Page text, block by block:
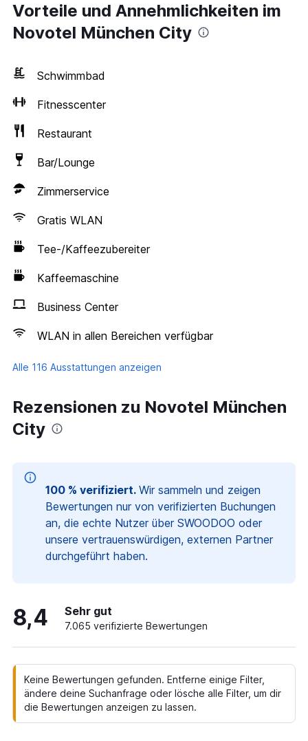
Vorteile und Annehmlichkeiten im
Novotel München City
Schwimmbad
Fitnesscenter
Restaurant
Bar/Lounge
Zimmerservice
Gratis WLAN
Tee-/Kaffeezubereiter
Kaffeemaschine
Business Center
WLAN in allen Bereichen verfügbar
Alle 116 Ausstattungen anzeigen
Rezensionen zu Novotel München
City
100 % verifiziert. Wir sammeln und zeigen
Bewertungen nur von verifizierten Buchungen
an, die echte Nutzer über SWOODOO oder
unsere vertrauenswürdigen, externen Partner
durchgeführt haben.
8,4 Sehr gut
7.065 verifizierte Bewertungen
Keine Bewertungen gefunden. Entferne einige Filter,
ändere deine Suchanfrage oder lösche alle Filter, um dir
die Bewertungen anzeigen zu lassen.